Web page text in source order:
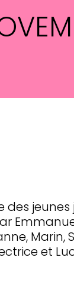
des
Marin,
et